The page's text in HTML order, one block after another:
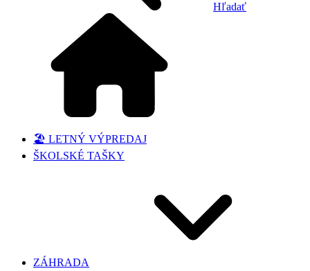
Hľadať
🏖️ LETNÝ VÝPREDAJ
ŠKOLSKÉ TAŠKY
ZÁHRADA